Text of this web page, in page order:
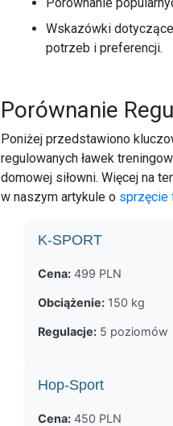
Wskazówki
potrzeb i preferencji.
Porównanie
Poniżej przedstawiono
regulowanych ławek
domowej siłowni. Więcej na
w naszym artykule o sprzęcie
K-SPORT
Cena:499 PLN
Obciążenie:150 kg
Regulacje:5 poziomów
Hop-Sport
Cena:450 PLN